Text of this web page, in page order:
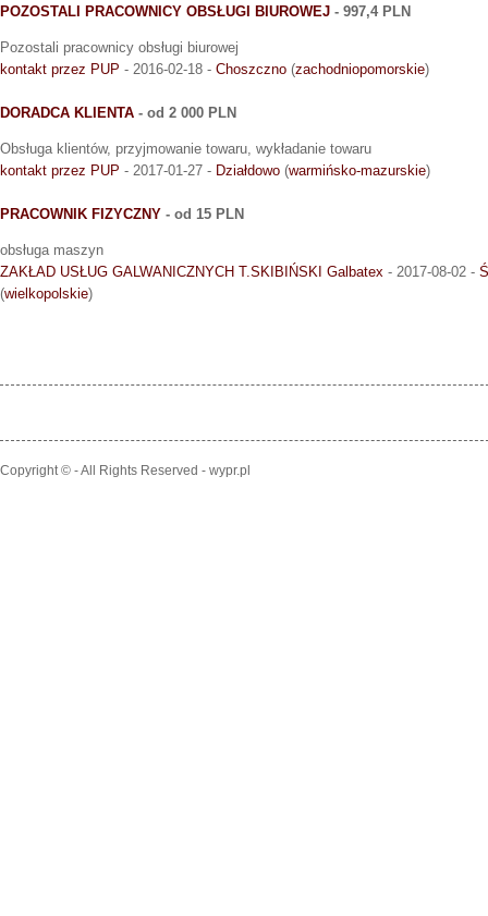
POZOSTALI PRACOWNICY OBSŁUGI BIUROWEJ - 997,4 PLN
Pozostali pracownicy obsługi biurowej
kontakt przez PUP - 2016-02-18 - Choszczno (zachodniopomorskie)
DORADCA KLIENTA - od 2 000 PLN
Obsługa klientów, przyjmowanie towaru, wykładanie towaru
kontakt przez PUP - 2017-01-27 - Działdowo (warmińsko-mazurskie)
PRACOWNIK FIZYCZNY - od 15 PLN
obsługa maszyn
ZAKŁAD USŁUG GALWANICZNYCH T.SKIBIŃSKI Galbatex - 2017-08-02 -
(wielkopolskie)
Copyright © - All Rights Reserved - wypr.pl